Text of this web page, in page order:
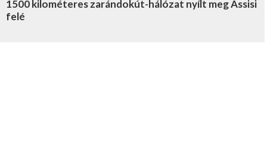
1500 kilométeres zarándokút-hálózat nyílt meg Assisi
felé